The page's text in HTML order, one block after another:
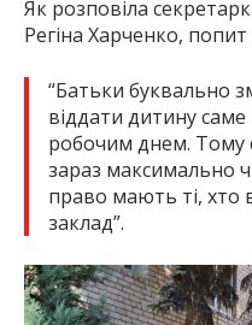
Як розповіла
Регіна Харченко,
“Батьки буквально
віддати дитину
робочим днем. Тому
зараз максимально
право мають ті, хто
заклад”.